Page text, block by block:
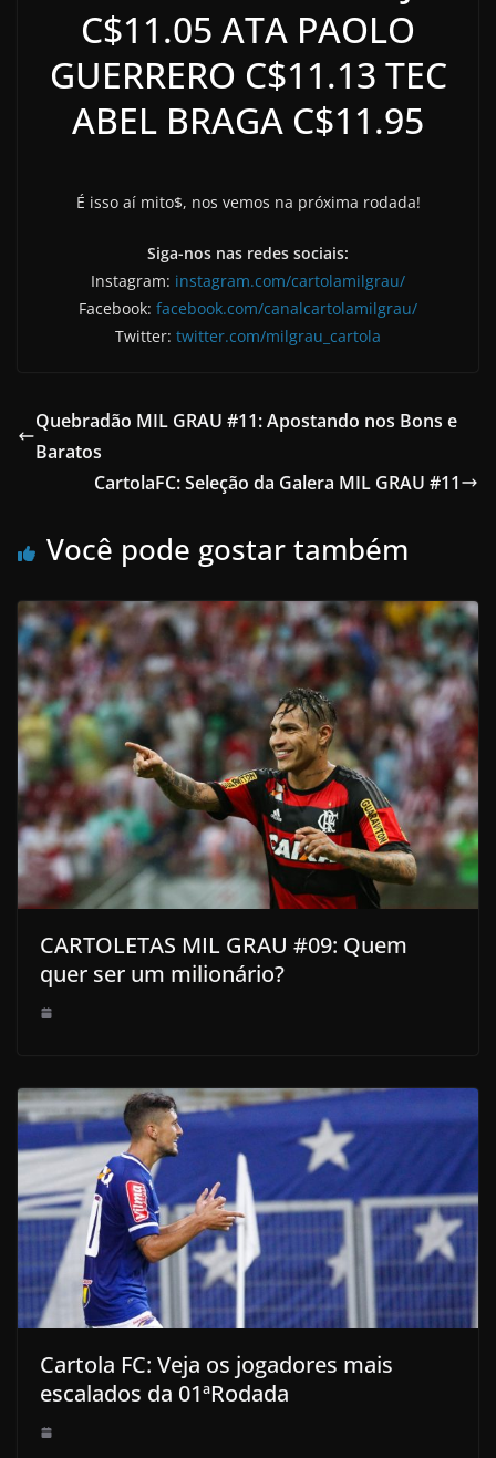
C$11.05 ATA PAOLO
GUERRERO C$11.13 TEC
ABEL BRAGA C$11.95
É isso aí mito$, nos vemos na próxima rodada!
Siga-nos nas redes sociais:
Instagram: instagram.com/cartolamilgrau/
Facebook: facebook.com/canalcartolamilgrau/
Twitter: twitter.com/milgrau_cartola
Quebradão MIL GRAU #11: Apostando nos Bons e
Baratos
CartolaFC: Seleção da Galera MIL GRAU #11
Você pode gostar também
CARTOLETAS MIL GRAU #09: Quem
quer ser um milionário?
Cartola FC: Veja os jogadores mais
escalados da 01ªRodada